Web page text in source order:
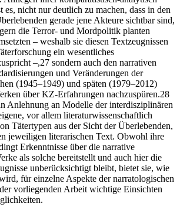
es, nicht nur deutlich zu machen, dass in den
gerade jene Akteure sichtbar sind,
die Terror- und Mordpolitik planten
– weshalb sie diesen Textzeugnissen
ein wesentliches
–,27 sondern auch den narrativen
und Veränderungen der
(1945–1949) und späten (1979–2012)
überKZ-Erfahrungen nachzuspüren.28
Anlehnung an Modelle der interdisziplinären
vor allem literaturwissenschaftlich
Tätertypen aus der Sicht der Überlebenden,
jeweiligen literarischen Text. Obwohl ihre
Erkenntnisse über die narrative
als solche bereitstellt und auch hier die
unberücksichtigt bleibt, bietet sie, wie
für einzelne Aspekte der narratologischen
vorliegenden Arbeit wichtige Einsichten